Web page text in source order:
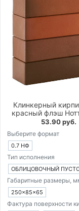
Клинкерный
красный флэш
53.90 руб.
Выберите формат
0.7 НФ
Тип исполнения
Габаритные размеры,
250×85×65
Фактура поверхности